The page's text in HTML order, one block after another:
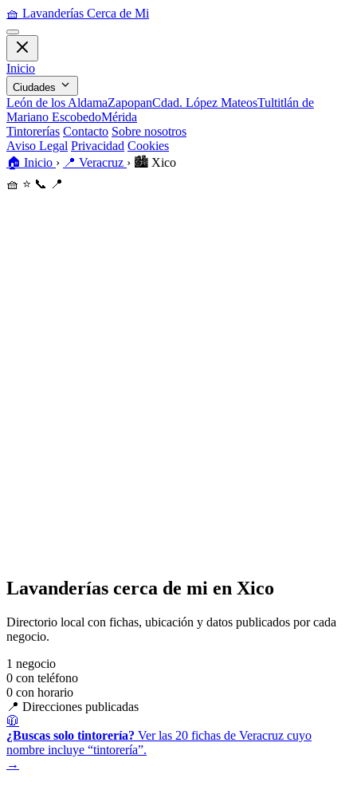
🧺 Lavanderías Cerca de Mi
Inicio
Ciudades
León de los AldamaZapopanCdad. López MateosTultitlán de
Mariano EscobedoMérida
Tintorerías Contacto Sobre nosotros
Aviso Legal Privacidad Cookies
🏠 Inicio › 📍 Veracruz › 🏙️ Xico
🧺 ⭐ 📞 📍
Lavanderías cerca de mi en Xico
Directorio local con fichas, ubicación y datos publicados por cada
negocio.
1 negocio
0 con teléfono
0 con horario
📍 Direcciones publicadas
🧥
¿Buscas solo tintorería? Ver las 20 fichas de Veracruz cuyo
nombre incluye “tintorería”.
→